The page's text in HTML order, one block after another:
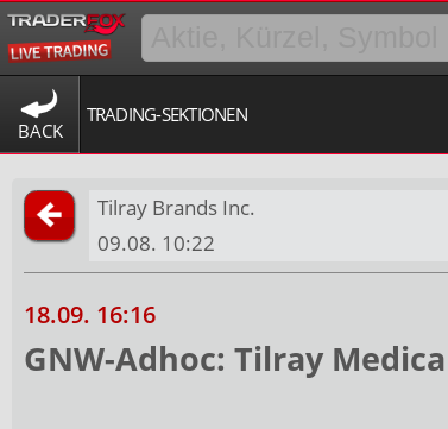
BACK
TRADING-SEKTIONEN
Tilray Brands Inc.
09.08. 10:22
18.09. 16:16
GNW-Adhoc: Tilray